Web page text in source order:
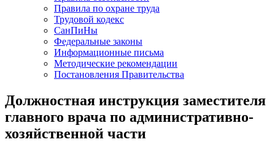
Правила по охране труда
Трудовой кодекс
СанПиНы
Федеральные законы
Информационные письма
Методические рекомендации
Постановления Правительства
Должностная инструкция заместителя
главного врача по административно-
хозяйственной части